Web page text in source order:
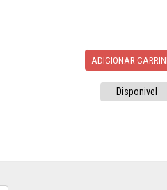
ADICIONAR
Disponivel